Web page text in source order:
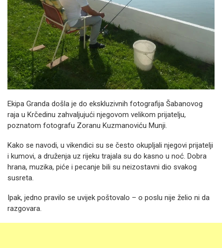
Ekipa Granda došla je do ekskluzivnih fotografija Šabanovog
raja u Krčedinu zahvaljujući njegovom velikom prijatelju,
poznatom fotografu Zoranu Kuzmanoviću Munji.
Kako se navodi, u vikendici su se često okupljali njegovi prijatelji
i kumovi, a druženja uz rijeku trajala su do kasno u noć. Dobra
hrana, muzika, piće i pecanje bili su neizostavni dio svakog
susreta.
Ipak, jedno pravilo se uvijek poštovalo – o poslu nije želio ni da
razgovara.